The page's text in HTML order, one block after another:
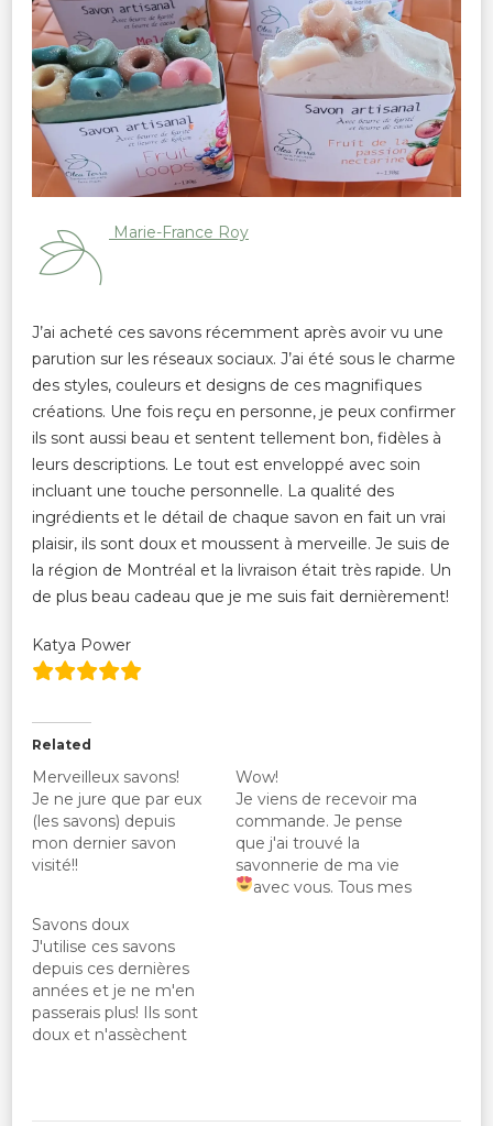
Marie-France Roy
J’ai acheté ces savons récemment après avoir vu une
parution sur les réseaux sociaux. J’ai été sous le charme
des styles, couleurs et designs de ces magnifiques
créations. Une fois reçu en personne, je peux confirmer
ils sont aussi beau et sentent tellement bon, fidèles à
leurs descriptions. Le tout est enveloppé avec soin
incluant une touche personnelle. La qualité des
ingrédients et le détail de chaque savon en fait un vrai
plaisir, ils sont doux et moussent à merveille. Je suis de
la région de Montréal et la livraison était très rapide. Un
de plus beau cadeau que je me suis fait dernièrement!
Katya Power
Related
Merveilleux savons!
Je ne jure que par eux
(les savons) depuis
mon dernier savon
visité!!
Wow!
Je viens de recevoir ma
commande. Je pense
que j'ai trouvé la
savonnerie de ma vie
avec vous. Tous mes
Savons doux
J'utilise ces savons
depuis ces dernières
années et je ne m'en
passerais plus! Ils sont
doux et n'assèchent